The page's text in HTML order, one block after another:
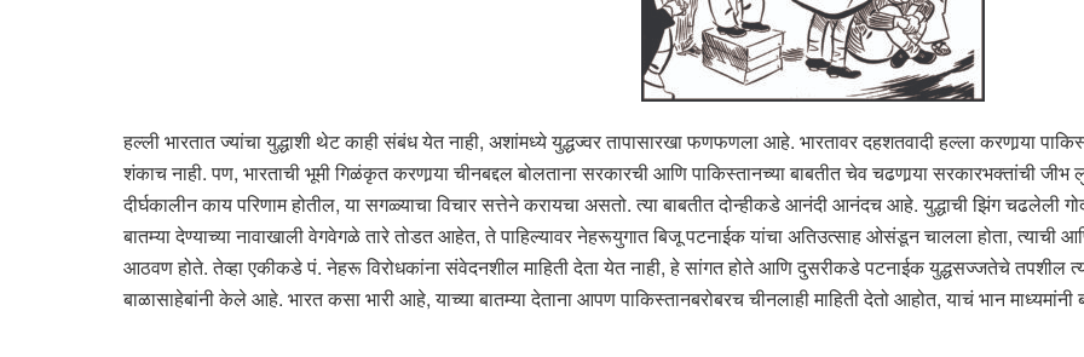
हल्ली भारतात ज्यांचा युद्धाशी थेट काही संबंध येत नाही, अशांमध्ये युद्धज्वर तापासारखा फणफणला आहे. भारतावर दहशतवादी हल्ला करणार्‍या
शंकाच नाही. पण, भारताची भूमी गिळंकृत करणार्‍या चीनबद्दल बोलताना सरकारची आणि पाकिस्तानच्या बाबतीत चेव चढणार्‍या सरकारभक्तांची
दीर्घकालीन काय परिणाम होतील, या सगळ्याचा विचार सत्तेने करायचा असतो. त्या बाबतीत दोन्हीकडे आनंदी आनंदच आहे. युद्धाची झिंग चढलेली
बातम्या देण्याच्या नावाखाली वेगवेगळे तारे तोडत आहेत, ते पाहिल्यावर नेहरूयुगात बिजू पटनाईक यांचा अतिउत्साह ओसंडून चालला होता, त्याची
आठवण होते. तेव्हा एकीकडे पं. नेहरू विरोधकांना संवेदनशील माहिती देता येत नाही, हे सांगत होते आणि दुसरीकडे पटनाईक युद्धसज्जतेचे तपशील
बाळासाहेबांनी केले आहे. भारत कसा भारी आहे, याच्या बातम्या देताना आपण पाकिस्तानबरोबरच चीनलाही माहिती देतो आहोत, याचं भान